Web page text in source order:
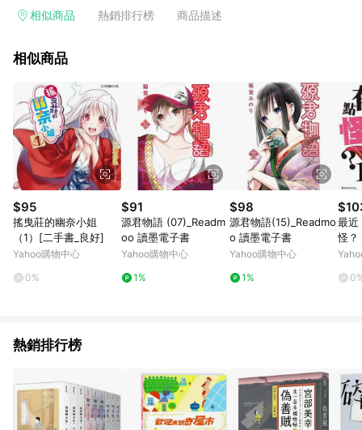
電玩/遊戲/相機/單眼/鏡頭/拍立得 [2024/6/1起適用] -內接硬
的購回饋活動享Yahoo超贈點回饋者 - 購物中心商店之商品：商
3. 訂單回饋金額將扣除運費/購物金/超贈點/福利金/紅利折抵/折
價券等虛擬貨幣折抵 4. 大宗採購或批發轉賣不具回饋資格： 如
有相關事證認定您為大宗採購、批發轉賣而非最終消費使用者，
相關認定以Yahoo購物中心之認定為準
相似商品 熱銷排行榜 商品描述
相似商品
$95
搖曳莊的幽奈小姐
（1）[二手書_良好]
Yahoo購物中心
0%
$91
源君物語 (07)_Readm
oo 讀墨電子書
Yahoo購物中心
1%
$98
源君物語(15)_Readmo
o 讀墨電子書
Yahoo購物中心
1%
最近
怪？
通]
熱銷排行榜